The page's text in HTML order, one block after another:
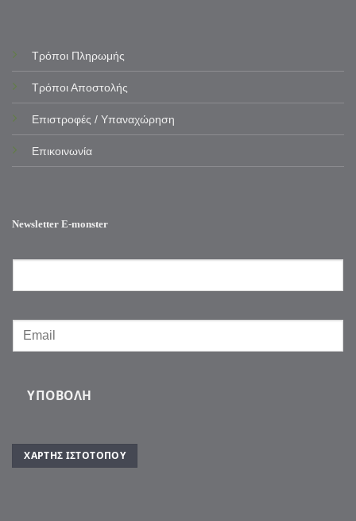
Τρόποι Πληρωμής
Τρόποι Αποστολής
Επιστροφές / Υπαναχώρηση
Επικοινωνία
Newsletter E-monster
ΥΠΟΒΟΛΉ
ΧΆΡΤΗΣ ΙΣΤΌΤΟΠΟΥ